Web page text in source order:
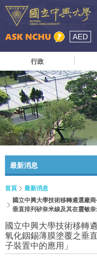
AED
行政
最新消息
首頁
最新消息
國立中興大學技術移轉遴選廠
垂直排列矽奈米線及其在靈敏奈
國立中興大學技術移轉
氧化銦錫薄膜塗覆之垂
子裝置中的應用」